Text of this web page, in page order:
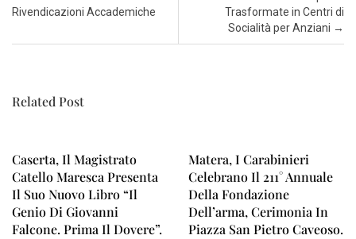
Rivendicazioni Accademiche
Trasformate in Centri di
Socialità per Anziani →
Related Post
Caserta, Il Magistrato
Catello Maresca Presenta
Il Suo Nuovo Libro “Il
Genio Di Giovanni
Falcone. Prima Il Dovere”.
Matera, I Carabinieri
Celebrano Il 211° Annuale
Della Fondazione
Dell’arma, Cerimonia In
Piazza San Pietro Caveoso.